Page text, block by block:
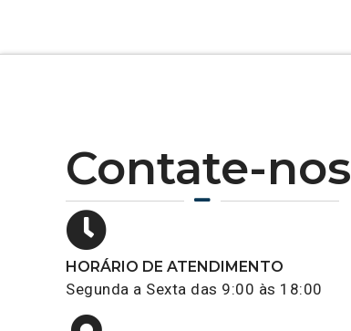
Contate-nos
HORÁRIO DE ATENDIMENTO
Segunda a Sexta das 9:00 às 18:00